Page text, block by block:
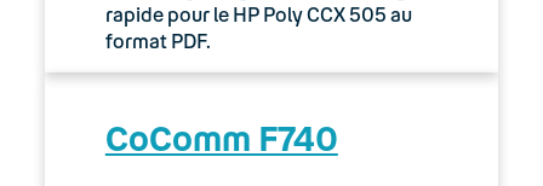
rapide pour le HP Poly CCX 505 au
format PDF.
CoComm F740